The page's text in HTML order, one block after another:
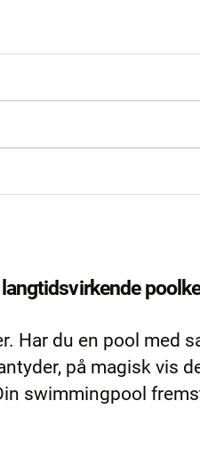
Har du en pool med
på magisk vis
swimmingpool